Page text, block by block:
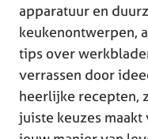
apparatuur en
keukenontwerpen,
tips over
verrassen door
heerlijke recepten,
juiste keuzes